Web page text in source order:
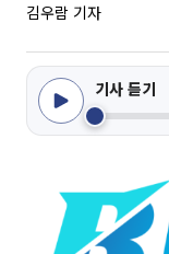
김우람 기자
기사 듣기